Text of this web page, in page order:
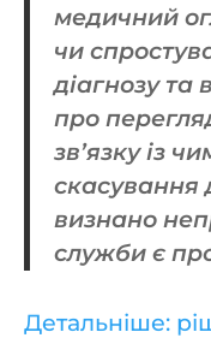
медичний
чи
діагнозу та
про
зв’язку із
скасування
визнано
служби є
Детальніше: